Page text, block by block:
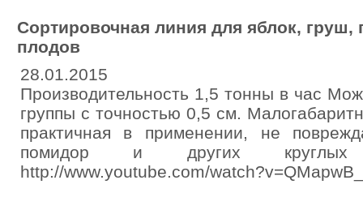
Сортировочная линия для яблок,
плодов
28.01.2015
Производительность 1,5 тонны в час
группы с точностью 0,5 см.
практичная в применении, не
помидор и других круглых
http://www.youtube.com/